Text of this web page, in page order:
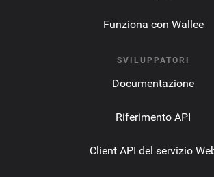
Funziona con Wallee
SVILUPPATORI
Documentazione
Riferimento API
Client API del servizio